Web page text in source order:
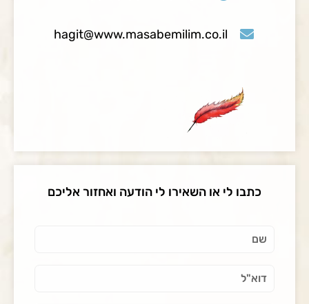
hagit@www.masabemilim.co.il
כתבו לי או השאירו לי הודעה ואחזור אליכם